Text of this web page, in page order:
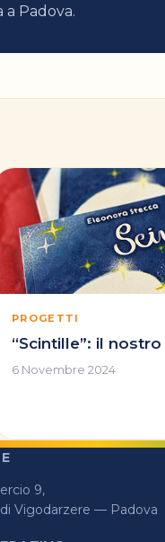
a Padova.
PROGETTI
“Scintille”: il
6 Novembre 2024
9,
Vigodarzere — Padova